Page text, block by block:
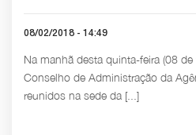
08/02/2018 - 14:49
Na manhã desta quinta-feira (08
Conselho de Administração da
reunidos na sede da [...]